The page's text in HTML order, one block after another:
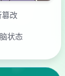
篡改
状态